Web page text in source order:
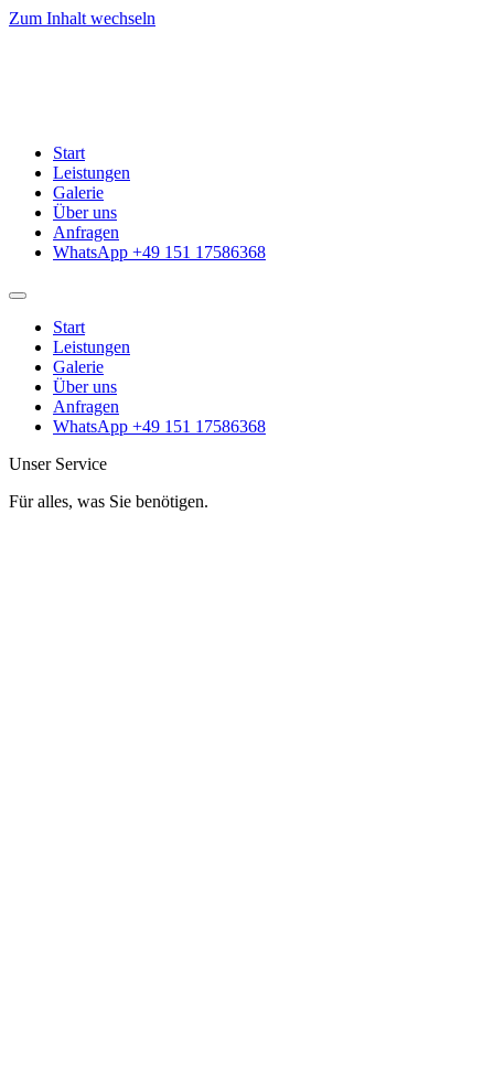
Zum Inhalt wechseln
Start
Leistungen
Galerie
Über uns
Anfragen
WhatsApp +49 151 17586368
Start
Leistungen
Galerie
Über uns
Anfragen
WhatsApp +49 151 17586368
Unser Service
Für alles, was Sie benötigen.